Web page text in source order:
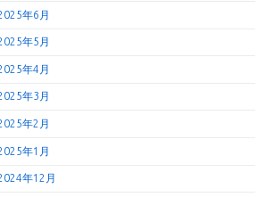
年6月
年5月
年4月
年3月
年2月
年1月
年12月